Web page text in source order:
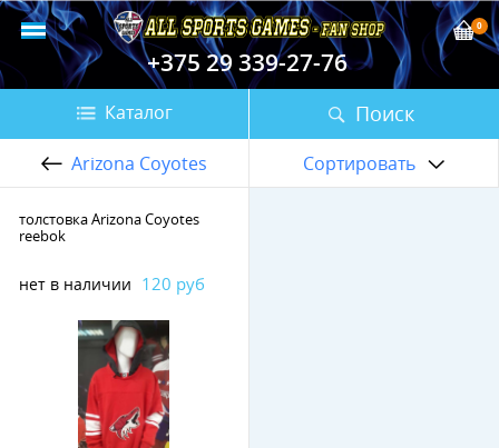
+375 29 339-27-76
Поиск
0
Каталог
Arizona Coyotes Сортировать
толстовка Arizona Coyotes
reebok
нет в наличии 120 руб